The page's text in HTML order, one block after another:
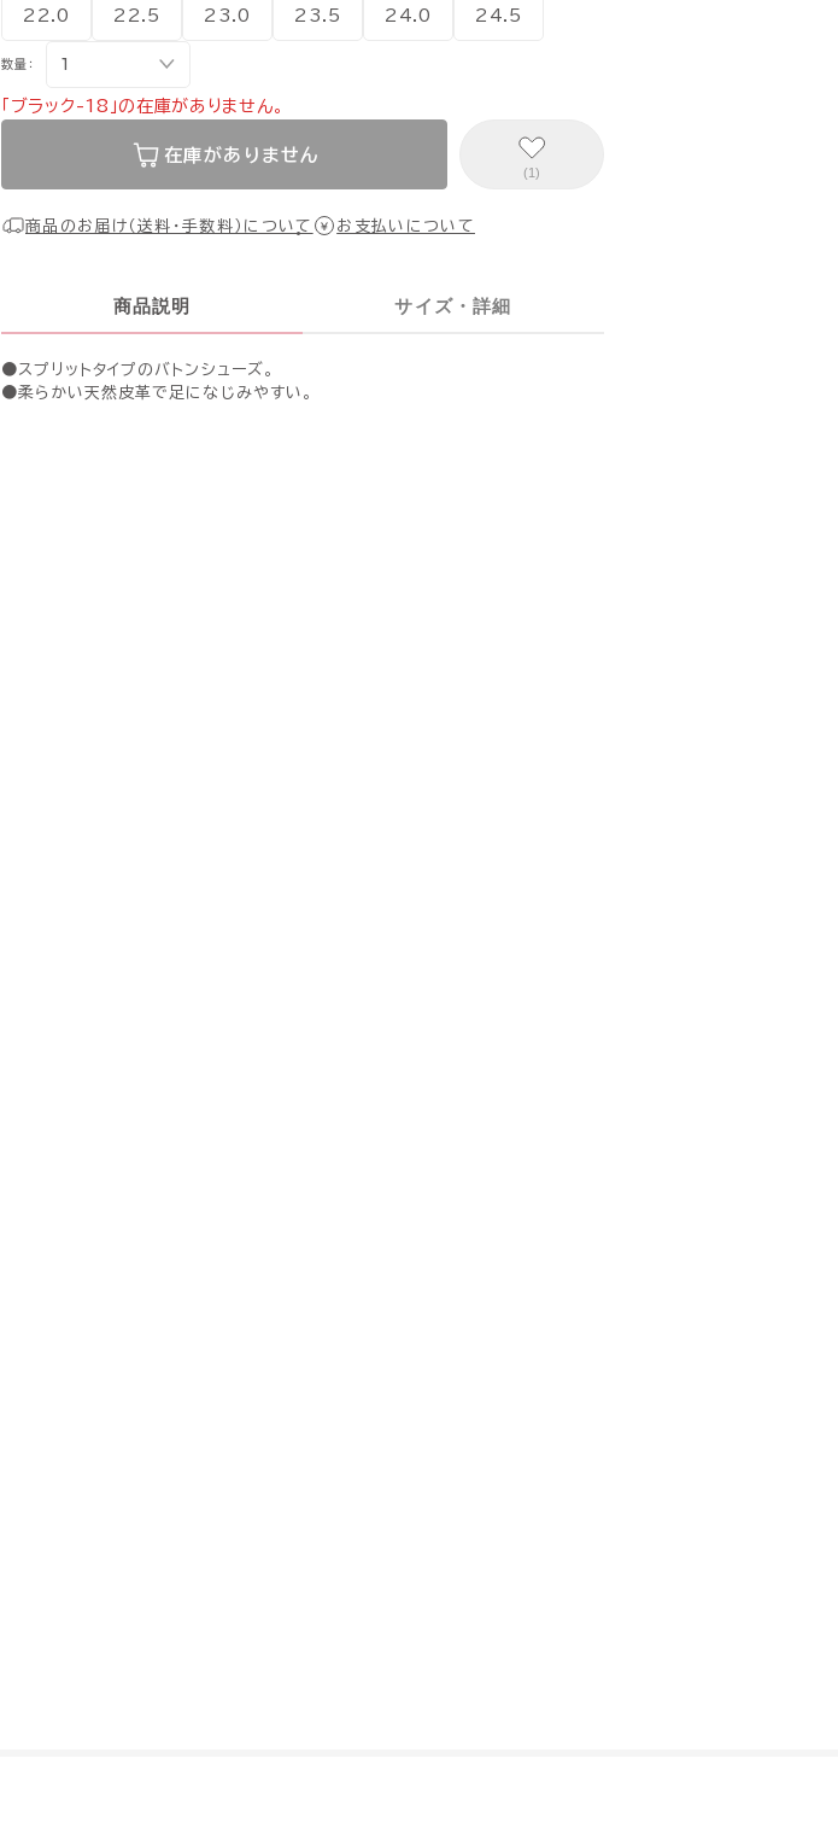
22.0 22.5 23.0 23.5 24.0 24.5
数量：
「ブラック-18」の在庫がありません。
在庫がありません
(1)
商品のお届け（送料・手数料）について お支払いについて
商品説明 サイズ・詳細
●スプリットタイプのバトンシューズ。
●柔らかい天然皮革で足になじみやすい。